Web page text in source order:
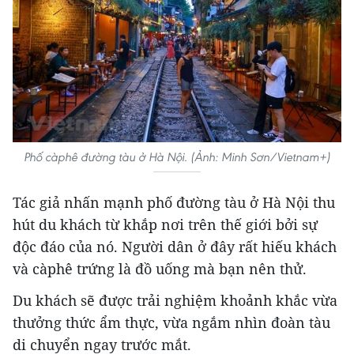
Phố càphê đường tàu ở Hà Nội. (Ảnh: Minh Sơn/Vietnam+)
Tác giả nhấn mạnh phố đường tàu ở Hà Nội thu
hút du khách từ khắp nơi trên thế giới bởi sự
độc đáo của nó. Người dân ở đây rất hiếu khách
và càphê trứng là đồ uống mà bạn nên thử.
Du khách sẽ được trải nghiệm khoảnh khắc vừa
thưởng thức ẩm thực, vừa ngắm nhìn đoàn tàu
di chuyển ngay trước mắt.